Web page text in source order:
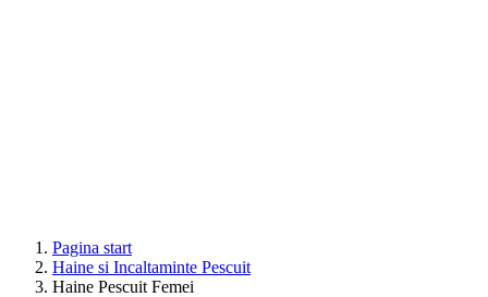
Pagina start
Haine si Incaltaminte Pescuit
Haine Pescuit Femei